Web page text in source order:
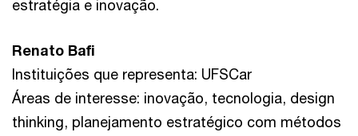
estratégia e inovação.
Renato Bafi
Instituições que representa: UFSCar
Áreas de interesse: inovação, tecnologia, design
thinking, planejamento estratégico com métodos